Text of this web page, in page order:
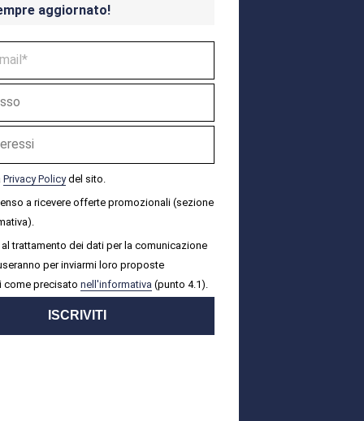
aggiornato!
Privacy Policydel sito.
a ricevere offerte promozionali (sezione
trattamento dei dati per la comunicazione
per inviarmi loro proposte
come precisato nell'informativa (punto 4.1).
ISCRIVITI